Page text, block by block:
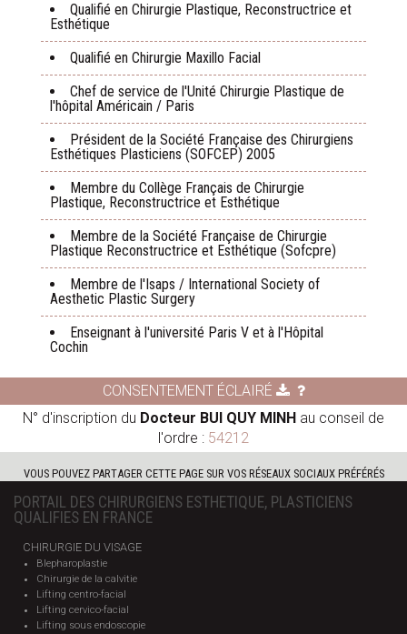
Qualifié en Chirurgie Plastique, Reconstructrice et
Esthétique
Qualifié en Chirurgie Maxillo Facial
Chef de service de l'Unité Chirurgie Plastique de
l'hôpital Américain / Paris
Président de la Société Française des Chirurgiens
Esthétiques Plasticiens (SOFCEP) 2005
Membre du Collège Français de Chirurgie
Plastique, Reconstructrice et Esthétique
Membre de la Société Française de Chirurgie
Plastique Reconstructrice et Esthétique (Sofcpre)
Membre de l'Isaps / International Society of
Aesthetic Plastic Surgery
Enseignant à l'université Paris V et à l'Hôpital
Cochin
CONSENTEMENT ÉCLAIRÉ
N° d'inscription du Docteur BUI QUY MINH au conseil de
l'ordre : 54212
VOUS POUVEZ PARTAGER CETTE PAGE SUR VOS RÉSEAUX SOCIAUX PRÉFÉRÉS
PORTAIL DES CHIRURGIENS ESTHETIQUE, PLASTICIENS
QUALIFIES EN FRANCE
CHIRURGIE DU VISAGE
Blepharoplastie
Chirurgie de la calvitie
Lifting centro-facial
Lifting cervico-facial
Lifting sous endoscopie